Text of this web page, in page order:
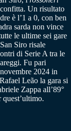
Un risultato
è l’1 a 0, con ben
sarda non vince
le ultime sei gare
Siro risale
di Serie A tra le
Fu pari
2024 in
Leão la gara si
Zappa all’89°
quest’ultimo.